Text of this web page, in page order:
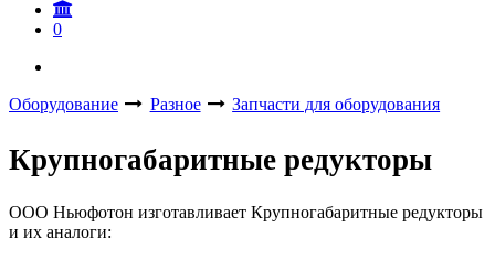
0
Оборудование Разное Запчасти для оборудования
Крупногабаритные редукторы
ООО Ньюфотон изготавливает Крупногабаритные редукторы
и их аналоги: